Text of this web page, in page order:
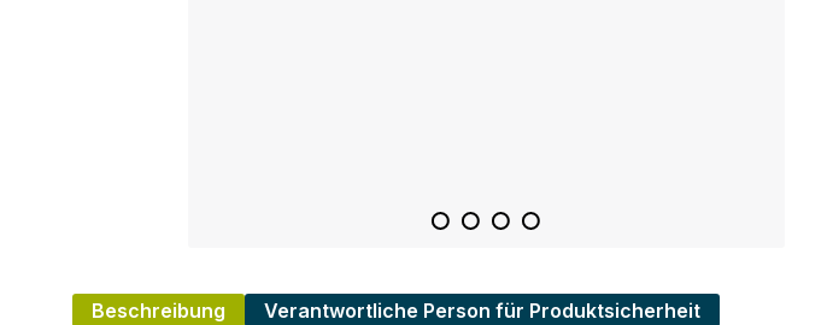
Beschreibung Verantwortliche Person für Produktsicherheit